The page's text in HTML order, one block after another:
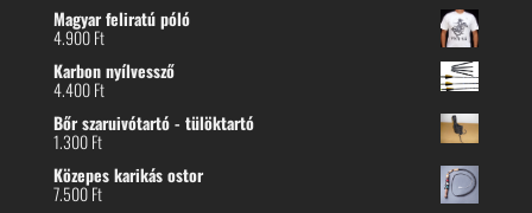
Magyar feliratú póló
4.900Ft
Karbon nyílvessző
4.400Ft
Bőr szaruivótartó - tülöktartó
1.300Ft
Közepes karikás ostor
7.500Ft